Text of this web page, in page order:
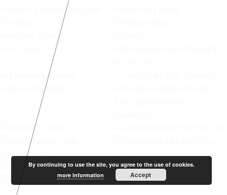
By continuing to use the site, you agree to the use of cookies.
more information
Accept